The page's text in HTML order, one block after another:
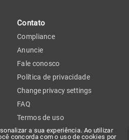
a sua experiência. Ao utilizar
concorda com o uso de cookies por
Contato
Compliance
Anuncie
Fale conosco
Política de privacidade
Change privacy settings
FAQ
Termos de uso
API de previsão de tempo